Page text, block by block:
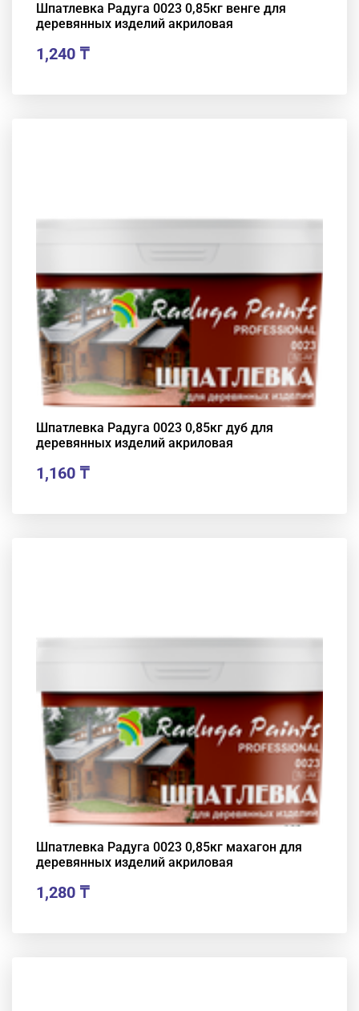
Шпатлевка Радуга 0023 0,85кг венге для
деревянных изделий акриловая
1,240 ₸
Шпатлевка Радуга 0023 0,85кг дуб для
деревянных изделий акриловая
1,160 ₸
Шпатлевка Радуга 0023 0,85кг махагон для
деревянных изделий акриловая
1,280 ₸